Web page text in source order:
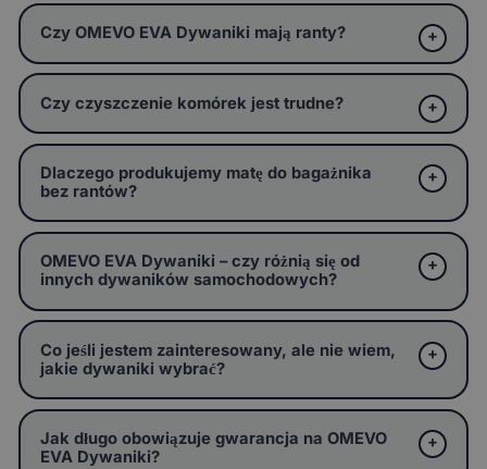
Czy OMEVO EVA Dywaniki mają ranty?
Czy czyszczenie komórek jest trudne?
Dlaczego produkujemy matę do bagażnika
bez rantów?
OMEVO EVA Dywaniki – czy różnią się od
innych dywaników samochodowych?
Co jeśli jestem zainteresowany, ale nie wiem,
jakie dywaniki wybrać?
Jak długo obowiązuje gwarancja na OMEVO
EVA Dywaniki?